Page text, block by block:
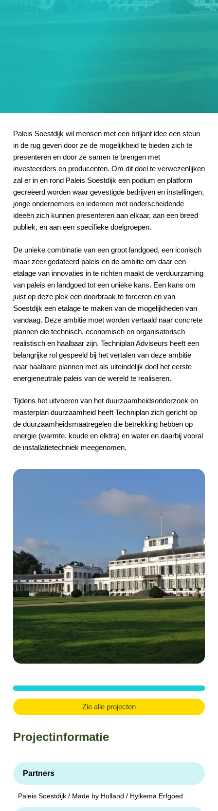
Paleis Soestdijk wil mensen met een briljant idee een steun
in de rug geven door ze de mogelijkheid te bieden zich te
presenteren en door ze samen te brengen met
investeerders en producenten. Om dit doel te verwezenlijken
zal er in en rond Paleis Soestdijk een podium en platform
gecreëerd worden waar gevestigde bedrijven en instellingen,
jonge ondernemers en iedereen met onderscheidende
ideeën zich kunnen presenteren aan elkaar, aan een breed
publiek, en aan een specifieke doelgroepen.
De unieke combinatie van een groot landgoed, een iconisch
maar zeer gedateerd paleis en de ambitie om daar een
etalage van innovaties in te richten maakt de verduurzaming
van paleis en landgoed tot een unieke kans. Een kans om
juist op deze plek een doorbraak te forceren en van
Soestdijk een etalage te maken van de mogelijkheden van
vandaag. Deze ambitie moet worden vertaald naar concrete
plannen die technisch, economisch en organisatorisch
realistisch en haalbaar zijn. Techniplan Adviseurs heeft een
belangrijke rol gespeeld bij het vertalen van deze ambitie
naar haalbare plannen met als uiteindelijk doel het eerste
energieneutrale paleis van de wereld te realiseren.
Tijdens het uitvoeren van het duurzaamheidsonderzoek en
masterplan duurzaamheid heeft Techniplan zich gericht op
de duurzaamheidsmaatregelen die betrekking hebben op
energie (warmte, koude en elktra) en water en daarbij vooral
de installatietechniek meegenomen.
Zie alle projecten
Projectinformatie
Partners
Paleis Soestdijk / Made by Holland / Hylkema Erfgoed